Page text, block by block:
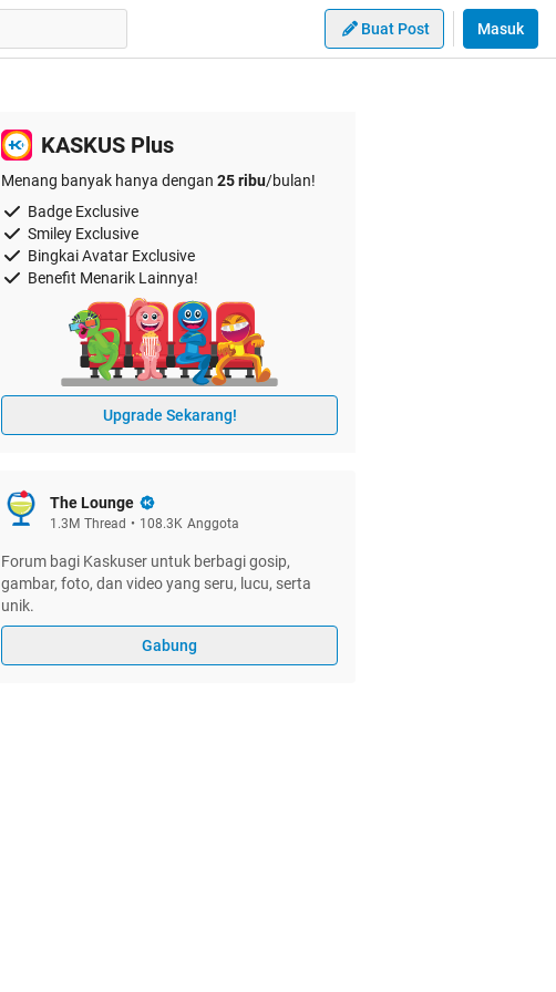
Buat Post Masuk
KASKUS Plus
Menang banyak hanya dengan 25 ribu/bulan!
Badge Exclusive
Smiley Exclusive
Bingkai Avatar Exclusive
Benefit Menarik Lainnya!
Upgrade Sekarang!
The Lounge
1.3M Thread • 108.3K Anggota
Forum bagi Kaskuser untuk berbagi gosip,
gambar, foto, dan video yang seru, lucu, serta
unik.
Gabung